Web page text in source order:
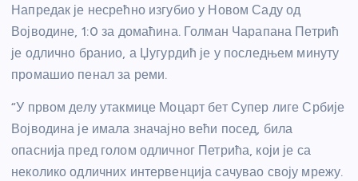
Напредак је несрећно изгубио у Новом Саду од
Војводине, 1:0 за домаћина. Голман Чарапана Петрић
је одлично бранио, а Џугурдић је у последњем минуту
промашио пенал за реми.
“У првом делу утакмице Моцарт бет Супер лиге Србије
Војводина је имала значајно већи посед, била
опаснија пред голом одличног Петрића, који је са
неколико одличних интервенција сачувао своју мрежу.